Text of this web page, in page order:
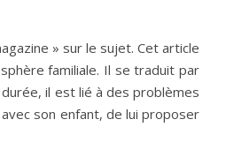
» sur le sujet. Cet article
familiale. Il se traduit par
il est lié à des problèmes
son enfant, de lui proposer